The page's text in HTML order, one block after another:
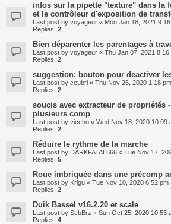
infos sur la pipette "texture" dans la
et le contrôleur d'exposition de
Last post by voyageur « Mon Jan 18, 2021
Replies: 2
Bien déparenter les parentages à
Last post by voyageur « Thu Jan 07, 2021 8:16
Replies: 2
suggestion: bouton pour deactiver
Last post by ceubri « Thu Nov 26, 2020 1:18 pm
Replies: 2
soucis avec extracteur de
plusieurs comp
Last post by viccho « Wed Nov 18, 2020 10:09
Replies: 2
Réduire le rythme de la marche
Last post by DARKFATAL666 « Tue Nov 17,
Replies: 5
Roue imbriquée dans une précomp
Last post by Krigu « Tue Nov 10, 2020 6:52 pm
Replies: 2
Duik Bassel v16.2.20 et scale
Last post by SebBrz « Sun Oct 25, 2020 10:53
Replies: 4